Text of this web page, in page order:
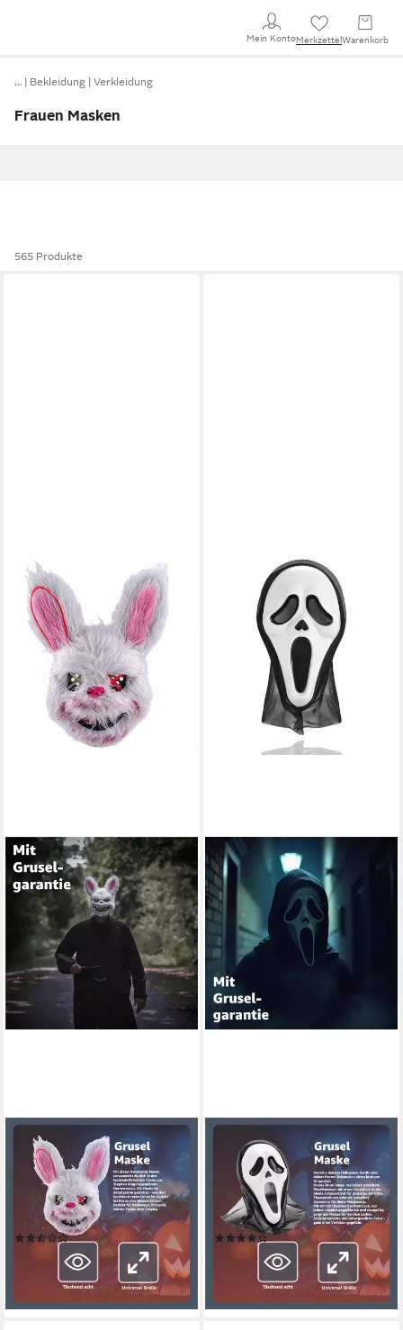
Mein KontoMerkzettel Warenkorb
… Bekleidung Verkleidung
Frauen Masken
565 Produkte
TK GRUPPE
Verkleidungsmaske Grusel
Hase Maske – Horror Bunny
Kostüm Accessoire, (Packung,
1-tlg)
(4)
5,99 € UVP9,99 €
lieferbar - in 4-5 Werktagen bei dir
KOSTÜMHELD®
Verkleidungsmaske Scream
Maske Ghostmaske für
Herren Halloween Kostüm
Herren Maske, (Packung)
(5)
4,99 € UVP6,99 €
lieferbar - in 4-5 Werktagen bei dir